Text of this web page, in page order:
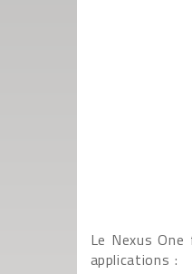
Le Nexus
applications :